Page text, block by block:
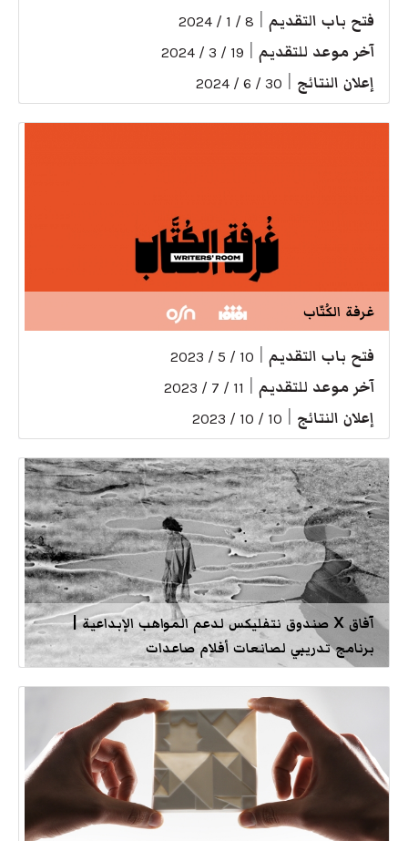
فتح باب التقديم 8 / 1 / 2024
آخر موعد للتقديم 19 / 3 / 2024
إعلان النتائج 30 / 6 / 2024
غرفة الكُتّاب
فتح باب التقديم 10 / 5 / 2023
آخر موعد للتقديم 11 / 7 / 2023
إعلان النتائج 10 / 10 / 2023
آفاق X صندوق نتفليكس لدعم المواهب الإبداعية |
برنامج تدريبي لصانعات أفلام صاعدات